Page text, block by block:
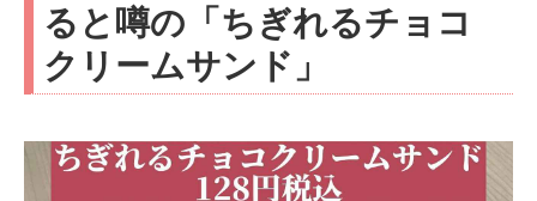
ると噂の「ちぎれるチョコ
クリームサンド」